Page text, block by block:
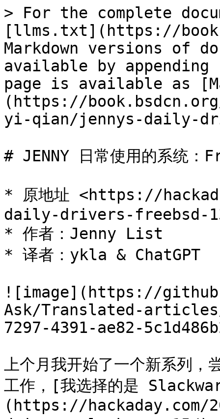
> For the complete
[llms.txt](https://
Markdown versions of
available by
page is available as
(https://
yi-qian/jennys-daily-
# JENNY 日常使用的系统：
* 原地址 <https://
daily-drivers-freebsd-
* 作者：Jenny List
* 译者：ykla & ChatGPT
![image](https://
Ask/Translated-articles/
7297-4391-ae82-
上个月我开始了一个新系列
工作，[我选择的是
(https://hackaday.com/